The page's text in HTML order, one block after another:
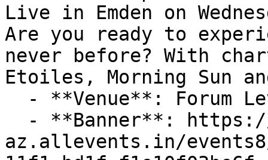
Live in Emden on
Are you ready to
never before? With
Etoiles, Morning Sun
az.allevents.in/